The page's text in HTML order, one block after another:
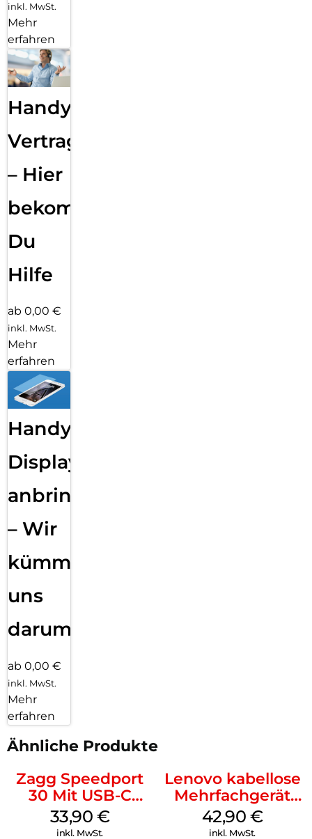
inkl. MwSt.
Mehr
erfahren
Handy
Vertragsabwicklung
– Hier
bekommst
Du
Hilfe
ab 0,00 €
inkl. MwSt.
Mehr
erfahren
Handy
Displayfolie
anbringen
– Wir
kümmern
uns
darum!
ab 0,00 €
inkl. MwSt.
Mehr
erfahren
Ähnliche Produkte
Zagg Speedport
30 Mit USB-C
Kabel Weiß
33,90 €
inkl. MwSt.
Lenovo kabellose
Mehrfachgerät
Luna Grey
42,90 €
inkl. MwSt.